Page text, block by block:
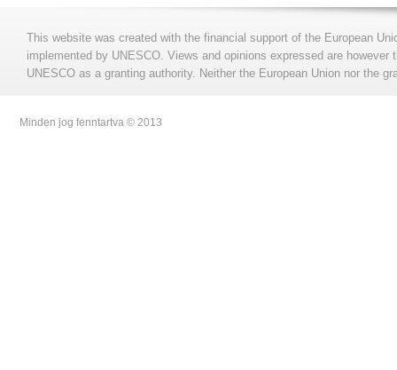
This website was created with the financial support of the European
implemented by UNESCO. Views and opinions expressed are
UNESCO as a granting authority. Neither the European Union nor the
Minden jog fenntartva © 2013